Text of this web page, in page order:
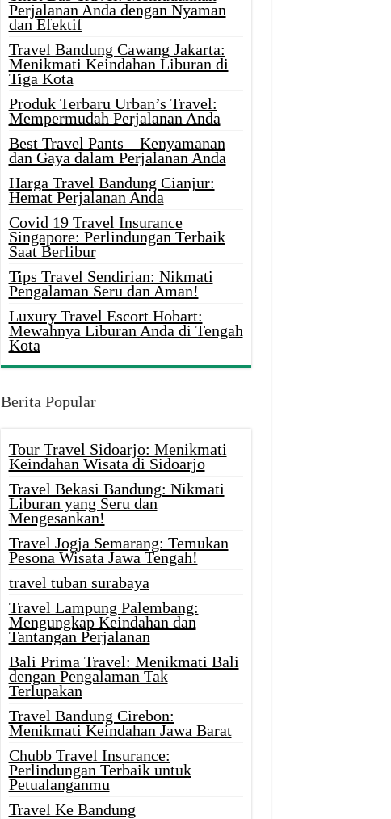
Perjalanan Anda dengan Nyaman
dan Efektif
Travel Bandung Cawang Jakarta:
Menikmati Keindahan Liburan di
Tiga Kota
Produk Terbaru Urban’s Travel:
Mempermudah Perjalanan Anda
Best Travel Pants – Kenyamanan
dan Gaya dalam Perjalanan Anda
Harga Travel Bandung Cianjur:
Hemat Perjalanan Anda
Covid 19 Travel Insurance
Singapore: Perlindungan Terbaik
Saat Berlibur
Tips Travel Sendirian: Nikmati
Pengalaman Seru dan Aman!
Luxury Travel Escort Hobart:
Mewahnya Liburan Anda di Tengah
Kota
Berita Popular
Tour Travel Sidoarjo: Menikmati
Keindahan Wisata di Sidoarjo
Travel Bekasi Bandung: Nikmati
Liburan yang Seru dan
Mengesankan!
Travel Jogja Semarang: Temukan
Pesona Wisata Jawa Tengah!
travel tuban surabaya
Travel Lampung Palembang:
Mengungkap Keindahan dan
Tantangan Perjalanan
Bali Prima Travel: Menikmati Bali
dengan Pengalaman Tak
Terlupakan
Travel Bandung Cirebon:
Menikmati Keindahan Jawa Barat
Chubb Travel Insurance:
Perlindungan Terbaik untuk
Petualanganmu
Travel Ke Bandung